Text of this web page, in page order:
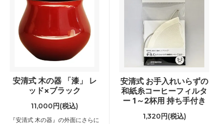
安清式 木の器 「漆」 レ
ッド×ブラック
11,000円(税込)
『安清式 木の器』の外面にさらに
安清式 お手入れいらずの
和紙糸コーヒーフィルタ
ー 1～2杯用 持ち手付き
1,320円(税込)